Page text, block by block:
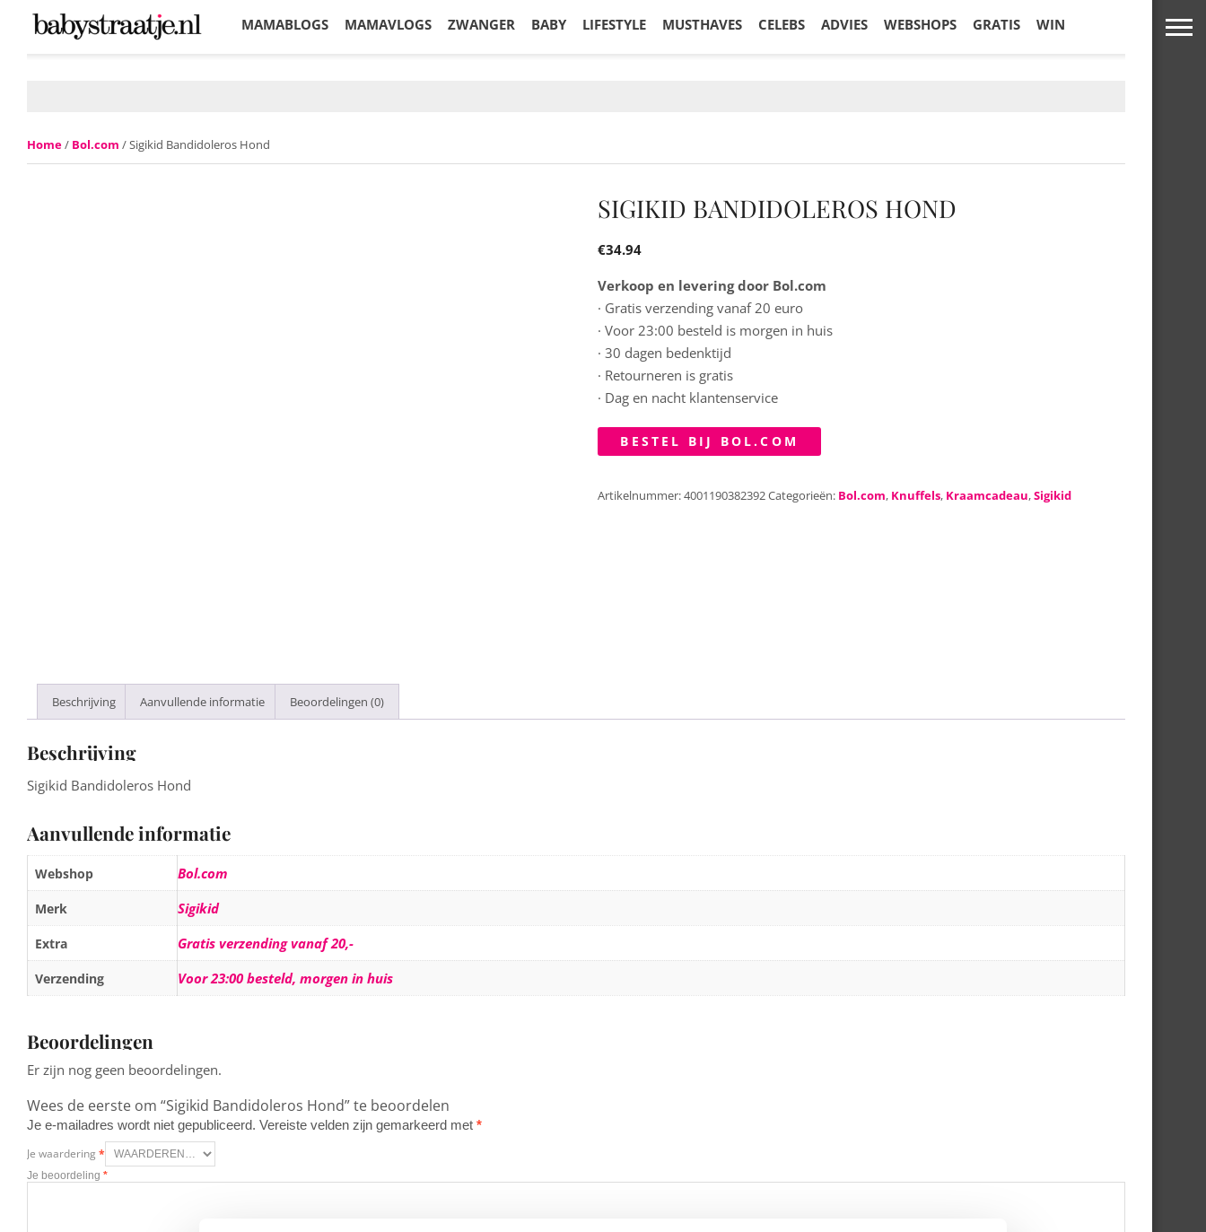
MAMABLOGS MAMAVLOGS ZWANGER BABY LIFESTYLE MUSTHAVES CELEBS ADVIES WEBSHOPS GRATIS WIN
Home/ Bol.com / Sigikid Bandidoleros Hond
SIGIKID BANDIDOLEROS HOND
€34.94
Verkoop en levering door Bol.com
· Gratis verzending vanaf 20 euro
· Voor 23:00 besteld is morgen in huis
· 30 dagen bedenktijd
· Retourneren is gratis
· Dag en nacht klantenservice
BESTEL BIJ BOL.COM
Artikelnummer:4001190382392Categorieën: Bol.com, Knuffels, Kraamcadeau,Sigikid
Beschrijving Aanvullende informatie Beoordelingen (0)
Beschrijving
Sigikid Bandidoleros Hond
Aanvullende informatie
Webshop Bol.com
Merk Sigikid
Extra Gratis verzending vanaf 20,-
Verzending Voor 23:00 besteld, morgen in huis
Beoordelingen
Er zijn nog geen beoordelingen.
Wees de eerste om “Sigikid Bandidoleros Hond” te beoordelen
Je e-mailadres wordt niet gepubliceerd. Vereiste velden zijn gemarkeerd met *
Je waardering *
Je beoordeling *